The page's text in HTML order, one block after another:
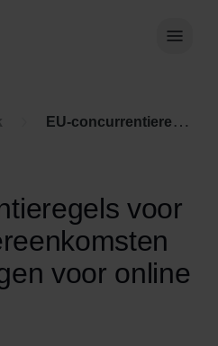
EU-concurrentieregels voor distributieovereenkomsten #3: Beperkingen voor online verkoop
voor
voor online